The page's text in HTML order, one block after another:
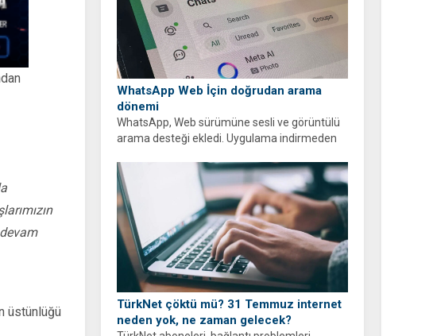
WhatsApp Web İçin doğrudan arama
dönemi
WhatsApp, Web sürümüne sesli ve görüntülü
arama desteği ekledi. Uygulama indirmeden
yapabilirsiniz.
TürkNet çöktü mü? 31 Temmuz internet
neden yok, ne zaman gelecek?
üstünlüğü